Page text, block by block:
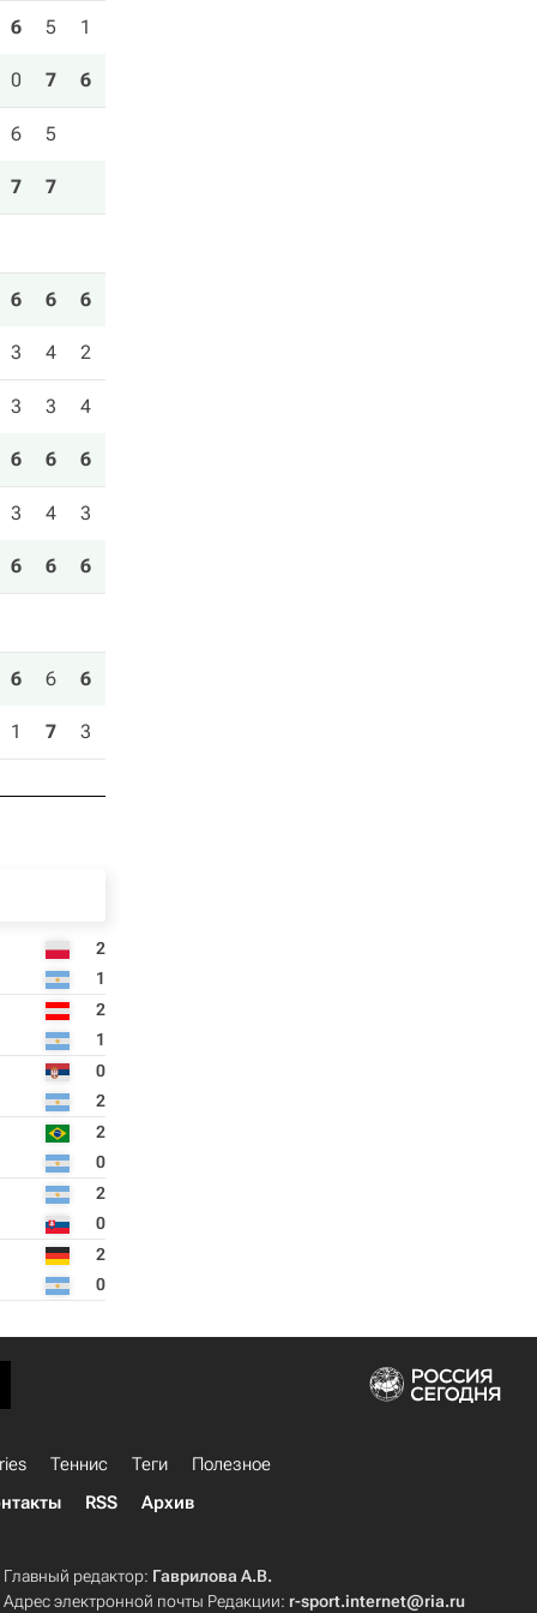
6 5 1
0 7 6
6 5
7 7
6 6 6
3 4 2
3 3 4
6 6 6
3 4 3
6 6 6
6 6 6
1 7 3
2
1
2
1
0
2
2
0
2
0
2
0
Теннис Теги
Полезное
RSS Архив
Главный редактор: Гаврилова А.В.
Адрес электронной почты Редакции: r-sport.internet@ria.ru